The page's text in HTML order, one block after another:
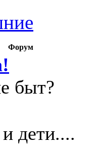
Форум
быт?
дети....